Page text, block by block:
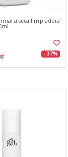
a seca limpiadora
- 37%